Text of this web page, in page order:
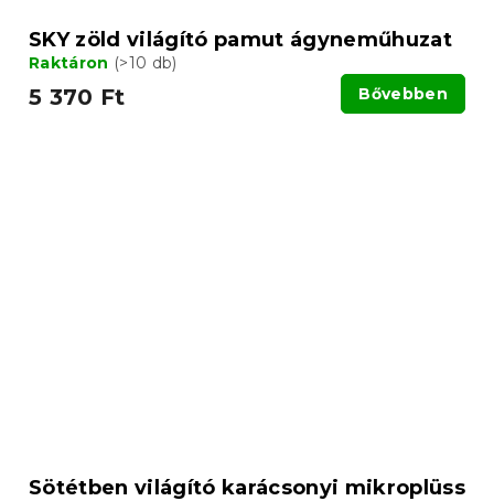
SKY zöld világító pamut ágyneműhuzat
Raktáron (>10 db)
5 370 Ft Bővebben
Sötétben világító karácsonyi mikroplüss